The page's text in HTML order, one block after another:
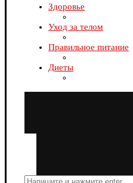
Здоровье
Уход за телом
Правильное питание
Диеты